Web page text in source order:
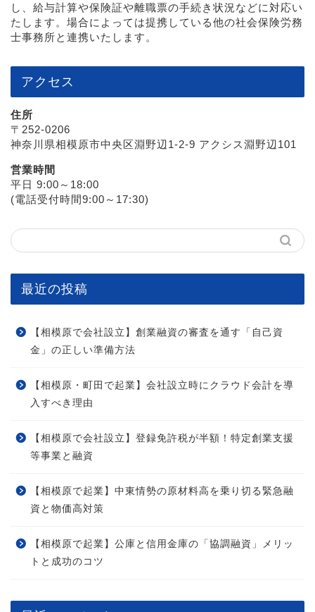
し、給与計算や保険証や離職票の手続き状況などに対応い
たします。場合によっては提携している他の社会保険労務
士事務所と連携いたします。
アクセス
住所
〒252-0206
神奈川県相模原市中央区淵野辺1-2-9 アクシス淵野辺101
営業時間
平日 9:00～18:00
(電話受付時間9:00～17:30)
最近の投稿
【相模原で会社設立】創業融資の審査を通す「自己資
金」の正しい準備方法
【相模原・町田で起業】会社設立時にクラウド会計を導
入すべき理由
【相模原で会社設立】登録免許税が半額！特定創業支援
等事業と融資
【相模原で起業】中東情勢の原材料高を乗り切る緊急融
資と物価高対策
【相模原で起業】公庫と信用金庫の「協調融資」メリッ
トと成功のコツ